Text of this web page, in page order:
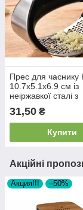
Прес для часнику
10.7х5.1х6.9 см із
неіржавкої сталі з
31,50 ₴
Купити
Акційні
Акция!!! –50%